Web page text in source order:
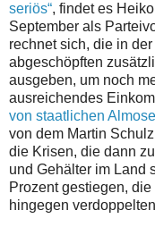
seriös“, findet es
September als
rechnet sich, die in
abgeschöpften
ausgeben, um noch
ausreichendes
von staatlichen
von dem Martin
die Krisen, die dann
und Gehälter im Land
Prozent gestiegen,
hingegen